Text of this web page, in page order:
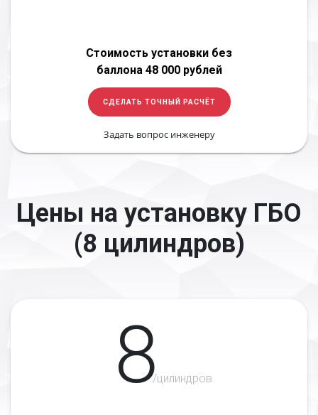
Стоимость установки без
баллона 48 000 рублей
СДЕЛАТЬ ТОЧНЫЙ РАСЧЁТ
Задать вопрос инженеру
Цены на установку ГБО
(8 цилиндров)
8/цилиндров